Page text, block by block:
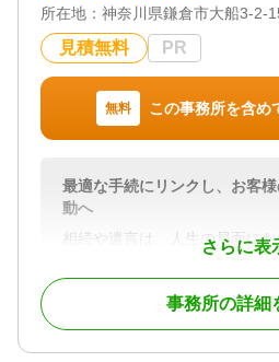
所在地： 神奈川県鎌倉市大船3-2-
見積無料 PR
無料 この事務所を含め
さらに表
最適な手続にリンクし、お客
動へ
相続や遺言は、人生の局面に
味をもちます。それは、心の
した業務にはなりにくいもの
は法に則った形式で粛々と行
当事務所は、面談を大切にし
事務所の詳細